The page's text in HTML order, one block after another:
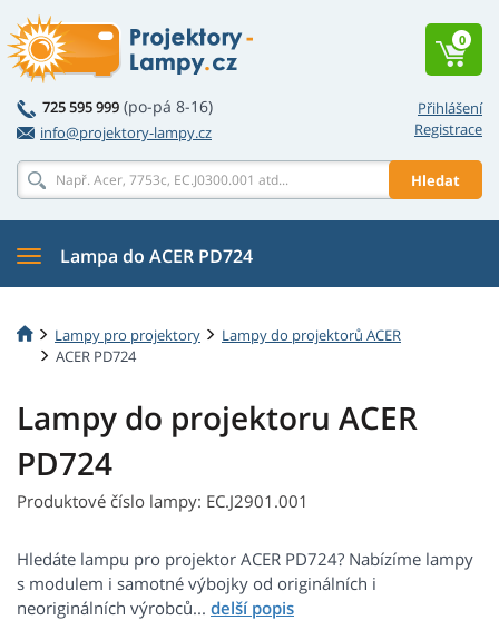
Přihlášení
Registrace
725 595 999 (po-pá 8-16)
info@projektory-lampy.cz
Hledat
0
Lampa do ACER PD724
Lampy pro projektory
Lampy do projektorů ACER
ACER PD724
Lampy do projektoru ACER
PD724
Produktové číslo lampy: EC.J2901.001
Hledáte lampu pro projektor ACER PD724? Nabízíme lampy
s modulem i samotné výbojky od originálních i
neoriginálních výrobců...